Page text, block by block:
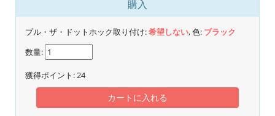
購入
プル・ザ・ドットホック取り付け:希望しない, 色: ブラック
数量:
獲得ポイント:24
カートに入れる